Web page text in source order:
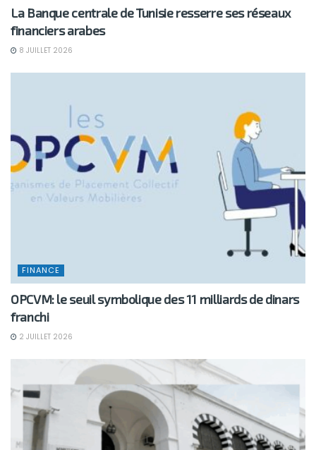
La Banque centrale de Tunisie resserre ses réseaux
financiers arabes
8 JUILLET 2026
FINANCE
OPCVM: le seuil symbolique des 11 milliards de dinars
franchi
2 JUILLET 2026